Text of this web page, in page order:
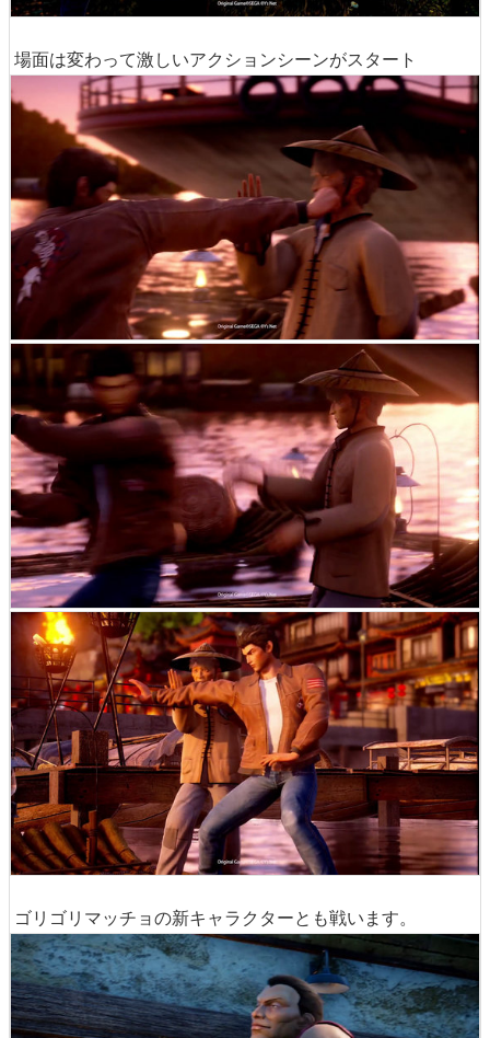
場面は変わって激しいアクションシーンがスタート
ゴリゴリマッチョの新キャラクターとも戦います。